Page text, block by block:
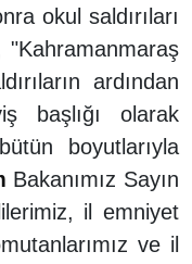
okul saldırıları
"Kahramanmaraş
ardından
başlığı olarak
boyutlarıyla
Bakanımız Sayın
il emniyet
ve il